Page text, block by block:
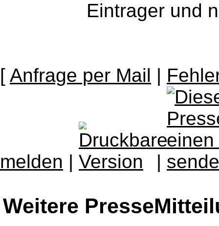
Eintrager und
[ Anfrage per Mail |
melden | |
Weitere